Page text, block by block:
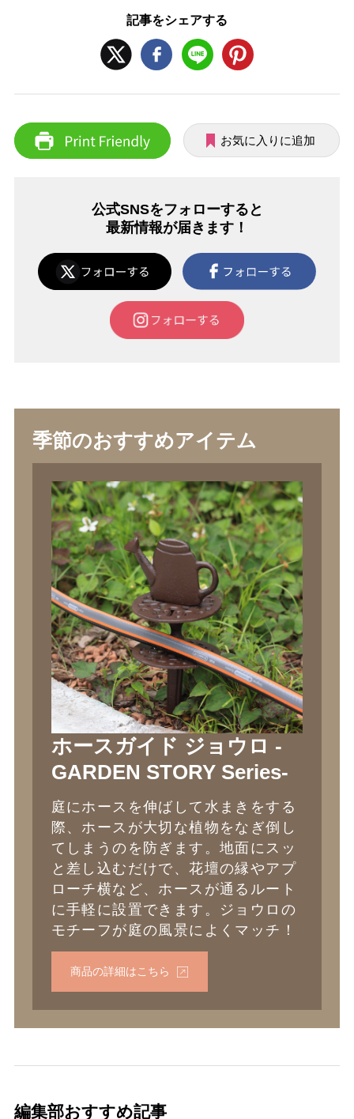
記事をシェアする
お気に入りに追加
公式SNSをフォローすると
最新情報が届きます！
季節のおすすめアイテム
ホースガイド ジョウロ -
GARDEN STORY Series-
庭にホースを伸ばして水まきをする
際、ホースが大切な植物をなぎ倒し
てしまうのを防ぎます。地面にスッ
と差し込むだけで、花壇の縁やアプ
ローチ横など、ホースが通るルート
に手軽に設置できます。ジョウロの
モチーフが庭の風景によくマッチ！
商品の詳細はこちら
編集部おすすめ記事